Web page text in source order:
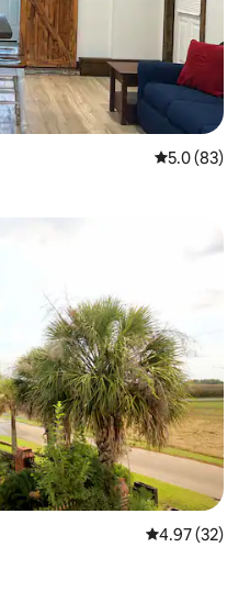
レビュー83
5.0 (83)
レビュー32
4.97 (32)